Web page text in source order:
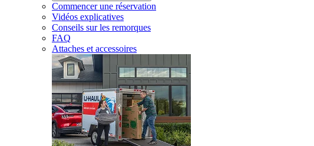
Commencer une réservation
Vidéos explicatives
Conseils sur les remorques
FAQ
Attaches et accessoires